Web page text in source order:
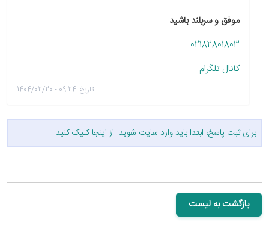
موفق و سربلند باشید
02182801803
کانال تلگرام
تاریخ: 09:24 - 1404/02/20
برای ثبت پاسخ، ابتدا باید وارد سایت شوید. از اینجاکلیک کنید.
بازگشت به لیست